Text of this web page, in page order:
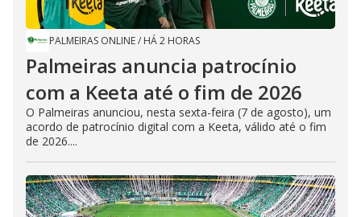
PALMEIRAS ONLINE/ HÁ 2 HORAS
Palmeiras anuncia patrocínio
com a Keeta até o fim de 2026
O Palmeiras anunciou, nesta sexta-feira (7 de agosto), um
acordo de patrocínio digital com a Keeta, válido até o fim
de 2026....